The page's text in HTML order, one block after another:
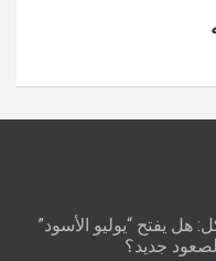
هل يفتح “يوليو الأسود”
لصعود جديد؟